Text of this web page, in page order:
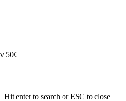
50€
Hit enter to search or ESC to close